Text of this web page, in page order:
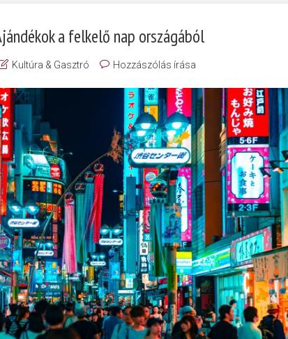
a felkelő nap országából
Kultúra & Gasztró Hozzászólás írása